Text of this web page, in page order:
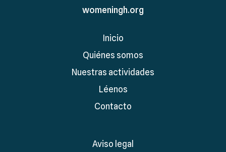
womeningh.org
Inicio
Quiénes somos
Nuestras actividades
Léenos
Contacto
Aviso legal